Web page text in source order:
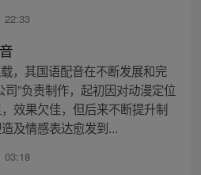
22:33
，其国语配音在不断发展和完
”负责制作，起初因对动漫定位
效果欠佳，但后来不断提升制
及情感表达愈发到...
03:18